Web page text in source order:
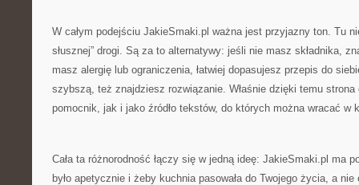
W całym podejściu JakieSmaki.pl ważna jest przyjazny ton. Tu
słusznej” drogi. Są za to alternatywy: jeśli nie masz składnika,
masz alergię lub ograniczenia, łatwiej dopasujesz przepis do
szybszą, też znajdziesz rozwiązanie. Właśnie dzięki temu strona
pomocnik, jak i jako źródło tekstów, do których można wracać w
Cała ta różnorodność łączy się w jedną ideę: JakieSmaki.pl ma
było apetycznie i żeby kuchnia pasowała do Twojego życia, a